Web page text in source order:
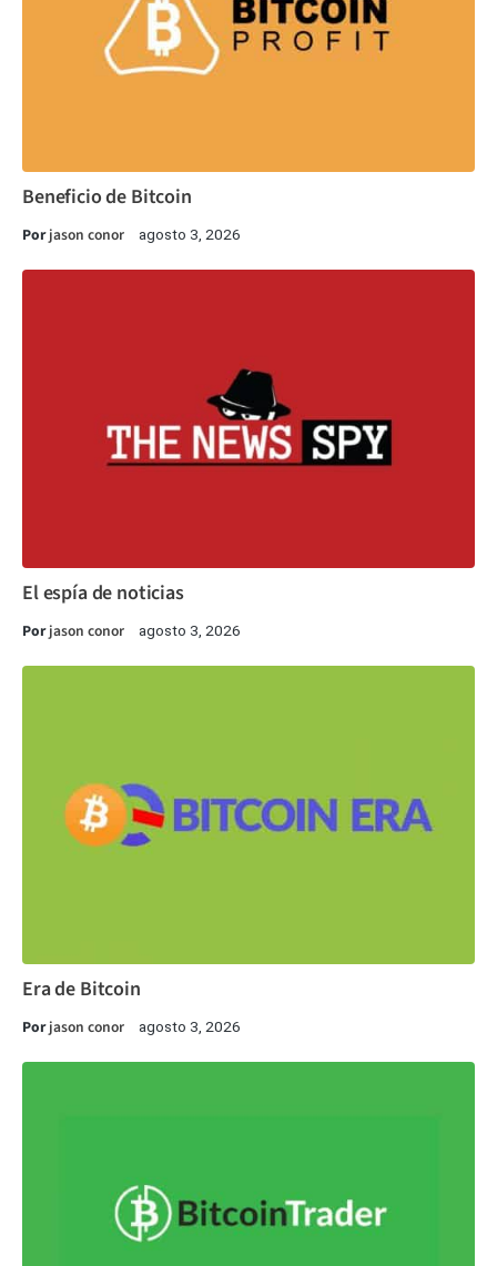
Beneficio de Bitcoin
Porjason conor agosto 3, 2026
El espía de noticias
Porjason conor agosto 3, 2026
Era de Bitcoin
Porjason conor agosto 3, 2026